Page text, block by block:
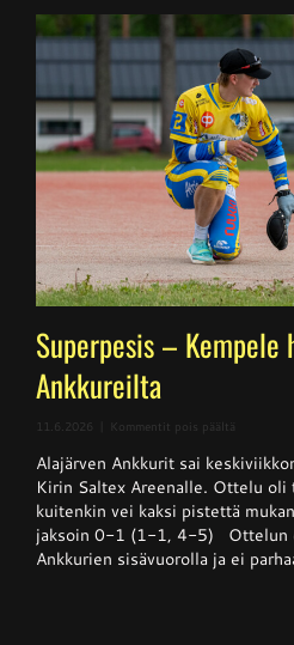
Superpesis –
Ankkureilta
11.6.2026 Kommentit pois päältä
–
Kempele
haki
niukan
voiton
Ankkureilta
Alajärven Ankkurit sai
Kirin Saltex Areenalle. Ottelu oli
kuitenkin vei kaksi pistettä
jaksoin 0-1 (1-1, 4-5) Ottelun
Ankkurien sisävuorolla ja ei